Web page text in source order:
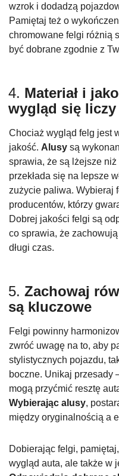
wzrok i dodadzą
Pamiętaj też o
chromowane felgi różnią
być dobrane zgodnie z
4. Materiał i
wygląd się liczy
Chociaż wygląd felg jest
jakość. Alusy są
sprawia, że są lżejsze
przekłada się na lepsze
zużycie paliwa. Wybieraj
producentów, którzy
Dobrej jakości felgi są
co sprawia, że
długi czas.
5. Zachowaj
są kluczowe
Felgi powinny
zwróć uwagę na to, aby
stylistycznych pojazdu,
boczne. Unikaj przesady
mogą przyćmić resztę
Wybierając alusy,
między oryginalnością a
Dobierając felgi,
wygląd auta, ale także w